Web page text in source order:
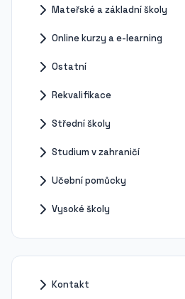
Mateřské a základní školy
Online kurzy a e-learning
Ostatní
Rekvalifikace
Střední školy
Studium v zahraničí
Učební pomůcky
Vysoké školy
Kontakt